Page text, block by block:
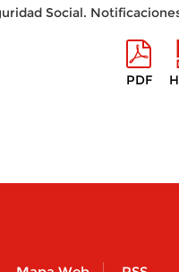
Social.
PDF